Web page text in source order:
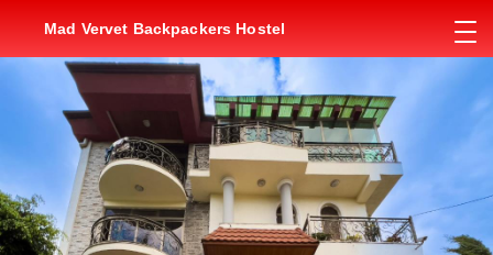
Mad Vervet Backpackers Hostel